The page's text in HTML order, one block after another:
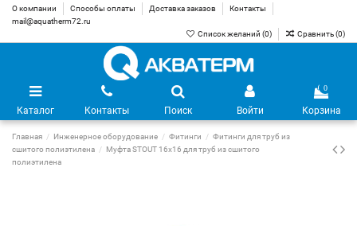
О компании Способы оплаты Доставка заказов
Контакты
mail@aquatherm72.ru
Список желаний (0) Сравнить (0)
Каталог Контакты Поиск Войти
0
Корзина
Главная Инженерное оборудование Фитинги
Фитинги для труб из
сшитого полиэтилена
Муфта STOUT 16х16 для труб из сшитого
полиэтилена